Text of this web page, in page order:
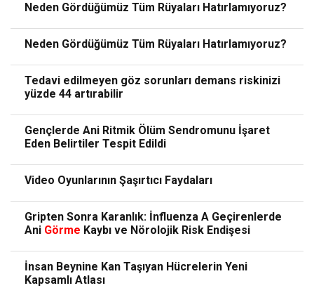
Neden Gördüğümüz Tüm Rüyaları Hatırlamıyoruz?
Neden Gördüğümüz Tüm Rüyaları Hatırlamıyoruz?
Tedavi edilmeyen göz sorunları demans riskinizi
yüzde 44 artırabilir
Gençlerde Ani Ritmik Ölüm Sendromunu İşaret
Eden Belirtiler Tespit Edildi
Video Oyunlarının Şaşırtıcı Faydaları
Gripten Sonra Karanlık: İnfluenza A Geçirenlerde
Ani Görme Kaybı ve Nörolojik Risk Endişesi
İnsan Beynine Kan Taşıyan Hücrelerin Yeni
Kapsamlı Atlası